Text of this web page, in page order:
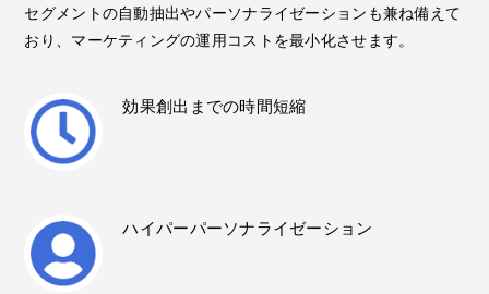
セグメントの自動抽出やパーソナライゼーションも兼ね備えて
おり、 マーケティングの運用コストを最小化させます。
効果創出までの時間短縮
ハイパーパーソナライゼーション